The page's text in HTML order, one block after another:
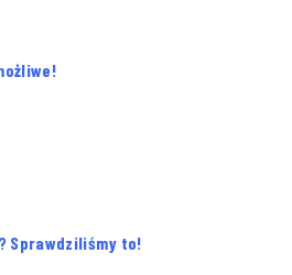
Sprawdziliśmy to!